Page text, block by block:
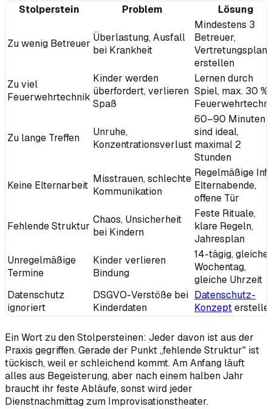
Stolperstein Problem Lösung
Zu wenig Betreuer Überlastung, Ausfall
bei Krankheit
Mindestens 3
Betreuer,
Vertretungsplan
erstellen
Zu viel
Feuerwehrtechnik
Kinder werden
überfordert, verlieren
Spaß
Lernen durch
Spiel, max. 30 %
Zu lange Treffen
Unruhe,
Konzentrationsverlust
60–90 Minuten
sind ideal,
maximal 2
Stunden
Keine Elternarbeit
Misstrauen, schlechte
Kommunikation
Regelmäßige
Elternabende,
offene Tür
Fehlende Struktur
Chaos, Unsicherheit
bei Kindern
Feste Rituale,
klare Regeln,
Jahresplan
Unregelmäßige
Termine
Kinder verlieren
Bindung
14-tägig, gleicher
Wochentag,
gleiche Uhrzeit
Datenschutz
ignoriert
DSGVO-Verstöße bei
Kinderdaten
Datenschutz-
Konzept
Ein Wort zu den Stolpersteinen: Jeder davon ist aus der
Praxis gegriffen. Gerade der Punkt „fehlende Struktur" ist
tückisch, weil er schleichend kommt. Am Anfang läuft
alles aus Begeisterung, aber nach einem halben Jahr
braucht ihr feste Abläufe, sonst wird jeder
Dienstnachmittag zum Improvisationstheater.